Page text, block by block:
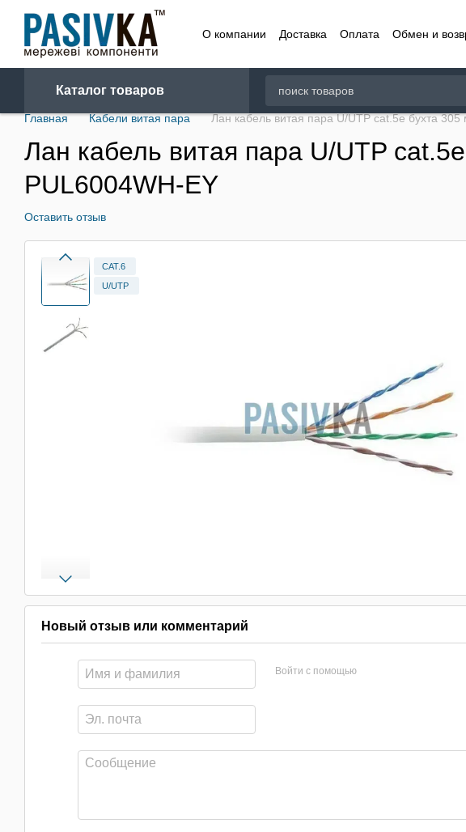
Перейти к основному контенту
О компании
Доставка Оплата Обмен и
Каталог товаров
Главная Кабели витая пара Лан кабель витая пара U/UTP cat.5e бухта
Лан кабель витая пара U/UTP
PUL6004WH-EY
Оставить отзыв
CAT.6
U/UTP
Новый отзыв или комментарий
Войти с помощью